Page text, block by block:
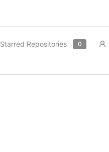
Starred Repositories 0